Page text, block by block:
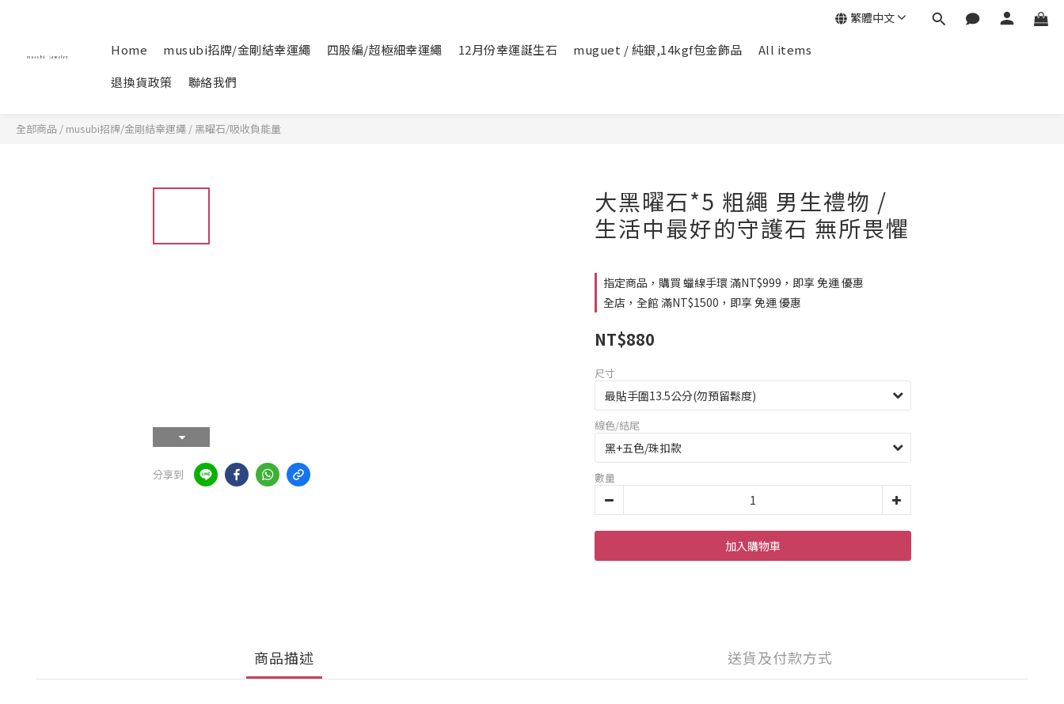
Home musubi招牌/金剛結幸運繩 四股編/超極細幸運繩 12月份幸運誕生石 muguet / 純銀,14kgf包金飾品
All items
退換貨政策
聯絡我們
繁體中文
全部商品 / musubi招牌/金剛結幸運繩 /黑曜石/吸收負能量
分享到
大黑曜石*5 粗繩 男生禮物 /
生活中最好的守護石 無所畏懼
指定商品，購買 蠟線手環 滿NT$999，即享 免運 優惠
全店，全館 滿NT$1500，即享 免運 優惠
NT$880
尺寸
線色/結尾
數量
加入購物車
商品描述 送貨及付款方式